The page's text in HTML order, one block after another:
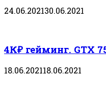
24.06.202130.06.2021
4К₽ гейминг. GTX
18.06.202118.06.2021